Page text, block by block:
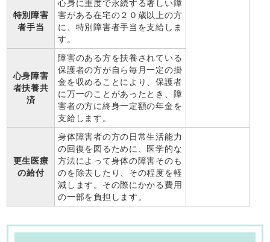
特別障害
者手当
心身に重度で永続する著しい障
害がある在宅の２０歳以上の方
に、特別障害者手当を支給しま
す。
心身障害
者扶養共
済
障害のある方を扶養されている
保護者の方が自ら毎月一定の掛
金を収めることにより、保護者
に万一のことがあったとき、障
害者の方に終身一定額の年金を
支給します。
更生医療
の給付
身体障害者の方の日常生活能力
の回復を図るために、医学的な
方法によって身体の障害そのも
のを除去したり、その程度を軽
減します。その際にかかる費用
の一部を負担します。